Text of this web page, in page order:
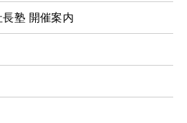
塾 開催案内